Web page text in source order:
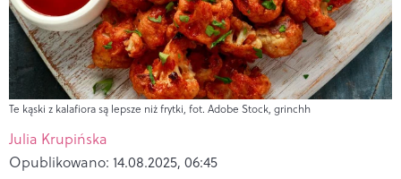
Te kąski z kalafiora są lepsze niż frytki, fot. Adobe Stock, grinchh
Julia Krupińska
Opublikowano: 14.08.2025, 06:45